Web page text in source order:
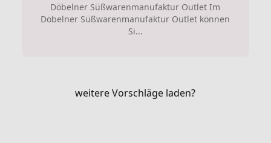
Döbelner Süßwarenmanufaktur Outlet Im
Döbelner Süßwarenmanufaktur Outlet können
Si...
weitere Vorschläge laden?